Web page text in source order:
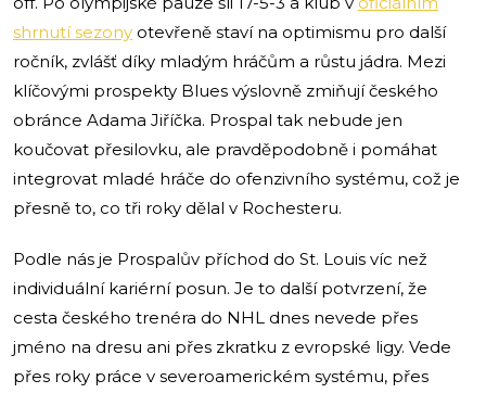
shrnutí sezony otevřeně staví na optimismu pro další
ročník, zvlášť díky mladým hráčům a růstu jádra. Mezi
klíčovými prospekty Blues výslovně zmiňují českého
obránce Adama Jiříčka. Prospal tak nebude jen
koučovat přesilovku, ale pravděpodobně i pomáhat
integrovat mladé hráče do ofenzivního systému, což je
přesně to, co tři roky dělal v Rochesteru.
Podle nás je Prospalův příchod do St. Louis víc než
individuální kariérní posun. Je to další potvrzení, že
cesta českého trenéra do NHL dnes nevede přes
jméno na dresu ani přes zkratku z evropské ligy. Vede
přes roky práce v severoamerickém systému, přes